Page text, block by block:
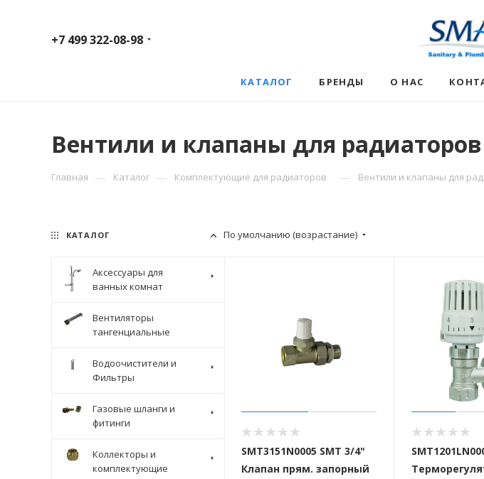
+7 499 322-08-98
КАТАЛОГ БРЕНДЫ О НАС
Вентили и клапаны для радиаторов
Главная — Каталог — Комплектующие для радиаторов — Вентили и клапаны для
По умолчанию (возрастание)
SMT3151N0005 SMT 3/4"
Клапан прям. запорный
КАТАЛОГ
Аксессуары для
ванных комнат
Вентиляторы
тангенциальные
Водоочистители и
Фильтры
Газовые шланги и
фитинги
Коллекторы и
комплектующие